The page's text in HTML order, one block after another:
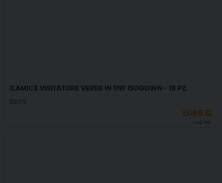
CAMICE VISITATORE VERDE IN TNT ISOGOWN - 10 PZ.
RAYS
EUR 6,12
IVA incl.